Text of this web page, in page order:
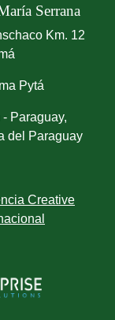
Serrana
Km. 12
Pytá
Paraguay,
del Paraguay
Creative